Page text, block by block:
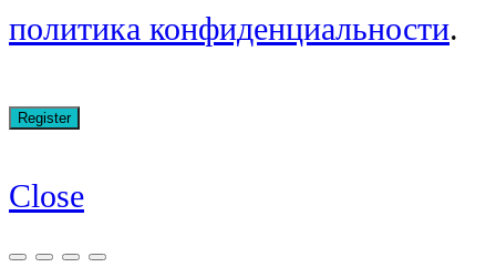
политика конфиденциальности.
Close